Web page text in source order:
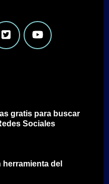
gratis para buscar
Sociales
herramienta del